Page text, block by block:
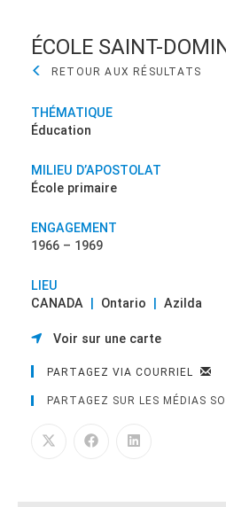
ÉCOLE SAINT-
THÉMATIQUE
Éducation
MILIEU D’APOSTOLAT
École primaire
ENGAGEMENT
1966 – 1969
LIEU
CANADA
Ontario Azilda
Voir sur une carte
PARTAGEZ VIA COURRIEL
PARTAGEZ SUR LES MÉDIAS